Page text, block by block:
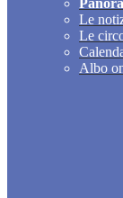
Le
Le
Albo